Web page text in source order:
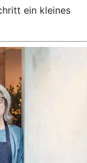
ein kleines